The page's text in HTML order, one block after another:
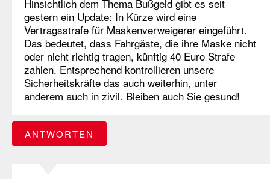
Hinsichtlich dem Thema Bußgeld gibt es seit
gestern ein Update: In Kürze wird eine
Vertragsstrafe für Maskenverweigerer eingeführt.
Das bedeutet, dass Fahrgäste, die ihre Maske nicht
oder nicht richtig tragen, künftig 40 Euro Strafe
zahlen. Entsprechend kontrollieren unsere
Sicherheitskräfte das auch weiterhin, unter
anderem auch in zivil. Bleiben auch Sie gesund!
ANTWORTEN